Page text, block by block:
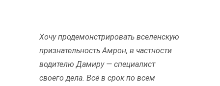
Хочу продемонстрировать вселенскую
признательность Амрон, в частности
водителю Дамиру — специалист
своего дела. Всё в срок по всем